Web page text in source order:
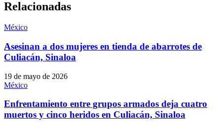
Relacionadas
México
Asesinan a dos mujeres en tienda de abarrotes de
Culiacán, Sinaloa
19 de mayo de 2026
México
Enfrentamiento entre grupos armados deja cuatro
muertos y cinco heridos en Culiacán, Sinaloa